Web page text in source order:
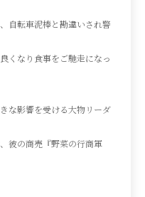
自転車泥棒と勘違いされ警
くなり食事をご馳走になっ
な影響を受ける大物リーダ
彼の商売『野菜の行商軍